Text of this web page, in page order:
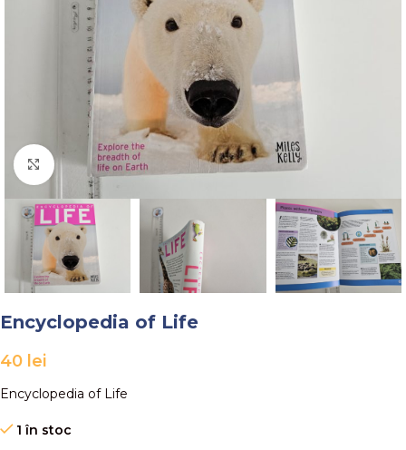
Faceți click pentru a mări
Encyclopedia of Life
40 lei
Encyclopedia of Life
1 în stoc